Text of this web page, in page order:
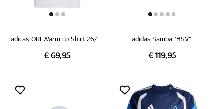
adidas ORI Warm up Shirt 26/27
€ 69,95
adidas Samba "HSV"
€ 119,95